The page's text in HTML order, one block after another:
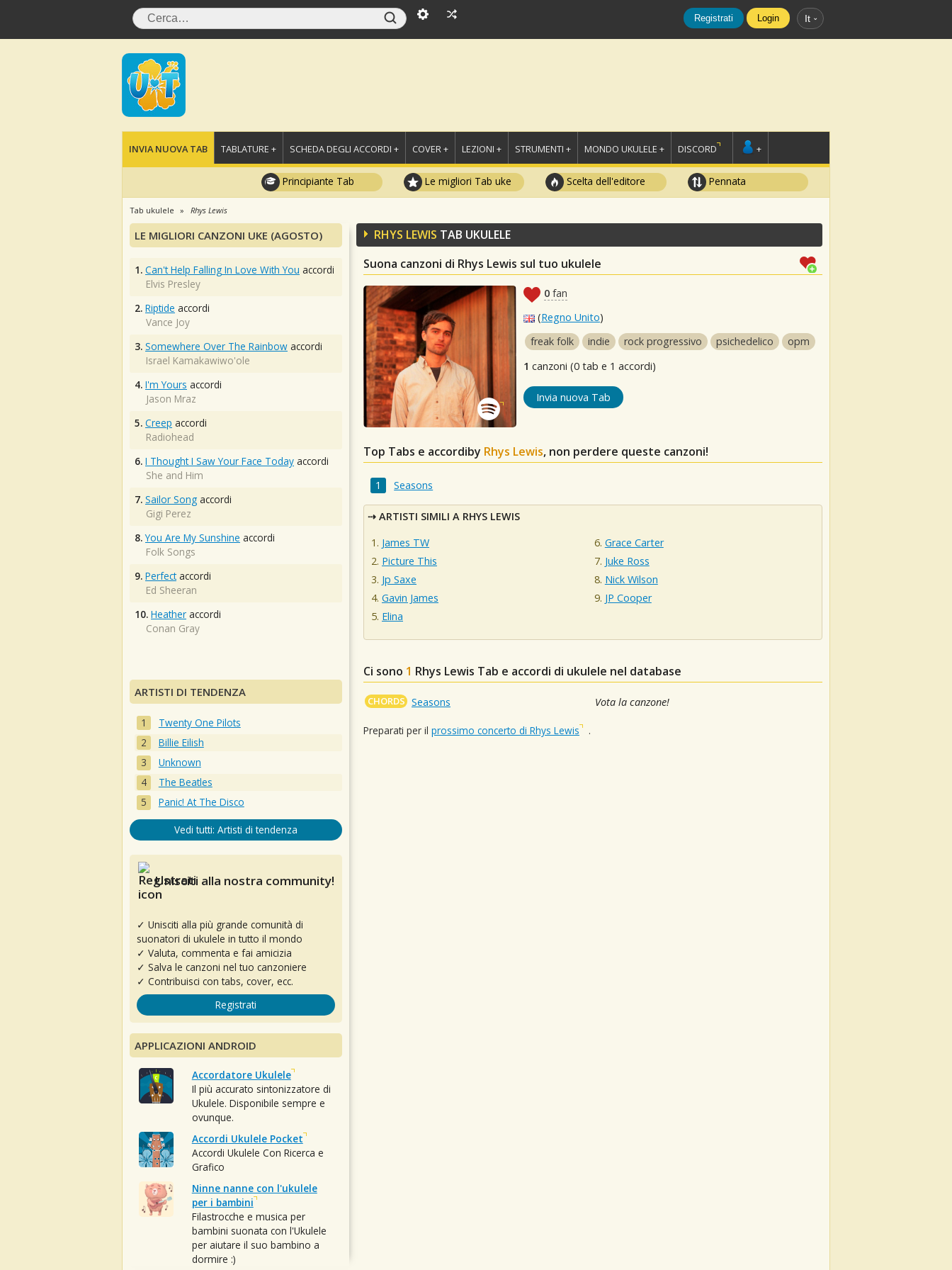
Registrati Login It
INVIA NUOVA TAB TABLATURE + SCHEDA DEGLI ACCORDI + COVER + LEZIONI + STRUMENTI + MONDO UKULELE + DISCORD +
Principiante Tab Le migliori Tab uke Scelta dell'editore Pennata
Tab ukulele Rhys Lewis
RHYS LEWIS TAB UKULELE
Suona canzoni di Rhys Lewis sul tuo ukulele
0 fan
(Regno Unito)
freak folk
indie rock progressivo psichedelico
opm
1 canzoni (0 tab e 1 accordi)
Invia nuova Tab
Top Tabs e accordiby Rhys Lewis, non perdere queste canzoni!
Seasons
ARTISTI SIMILI A RHYS LEWIS
James TW
Picture This
Jp Saxe
Gavin James
Elina
Grace Carter
Juke Ross
Nick Wilson
JP Cooper
Ci sono 1 Rhys Lewis Tab e accordi di ukulele nel database
CHORDS Seasons Vota la canzone!
Preparati per il prossimo concerto di Rhys Lewis .
LE MIGLIORI CANZONI UKE (AGOSTO)
1. Can't Help Falling In Love With You accordi
Elvis Presley
2. Riptide accordi
Vance Joy
3. Somewhere Over The Rainbow accordi
Israel Kamakawiwo'ole
4. I'm Yours accordi
Jason Mraz
5. Creep accordi
Radiohead
6. I Thought I Saw Your Face Today accordi
She and Him
7. Sailor Song accordi
Gigi Perez
8. You Are My Sunshine accordi
Folk Songs
9. Perfectaccordi
Ed Sheeran
10. Heather accordi
Conan Gray
ARTISTI DI TENDENZA
Twenty One Pilots
Billie Eilish
Unknown
The Beatles
Panic! At The Disco
Vedi tutti: Artisti di tendenza
Unisciti alla nostra community!
✓ Unisciti alla più grande comunità di
suonatori di ukulele in tutto il mondo
✓ Valuta, commenta e fai amicizia
✓ Salva le canzoni nel tuo canzoniere
✓ Contribuisci con tabs, cover, ecc.
Registrati
APPLICAZIONI ANDROID
Accordatore Ukulele
Il più accurato sintonizzatore di
Ukulele. Disponibile sempre e
ovunque.
Accordi Ukulele Pocket
Accordi Ukulele Con Ricerca e
Grafico
Ninne nanne con l'ukulele
per i bambini
Filastrocche e musica per
bambini suonata con l'Ukulele
per aiutare il suo bambino a
dormire :)